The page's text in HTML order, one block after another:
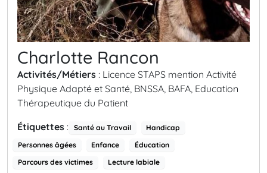
Charlotte Rancon
Activités/Métiers : Licence STAPS mention Activité
Physique Adapté et Santé, BNSSA, BAFA, Education
Thérapeutique du Patient
Étiquettes : Santé au Travail
Handicap
Personnes âgées
Enfance
Éducation
Parcours des victimes
Lecture labiale